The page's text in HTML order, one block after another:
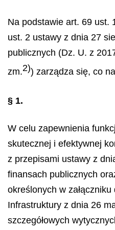
Na podstawie art. 69 ust.
ust. 2 ustawy z dnia 27
publicznych (Dz. U. z
zm.2)) zarządza się, co
§ 1.
W celu zapewnienia
skutecznej i efektywnej
z przepisami ustawy z
finansach publicznych
określonych w
Infrastruktury z dnia 26
szczegółowych